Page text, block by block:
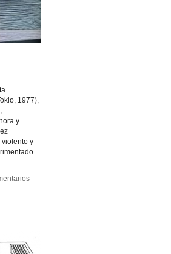
1977),
y
violento y